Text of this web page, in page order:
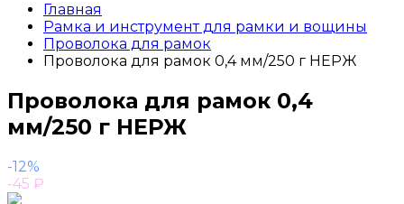
Главная
Рамка и инструмент для рамки и вощины
Проволока для рамок
Проволока для рамок 0,4 мм/250 г НЕРЖ
Проволока для рамок 0,4
мм/250 г НЕРЖ
-12%
-45 ₽